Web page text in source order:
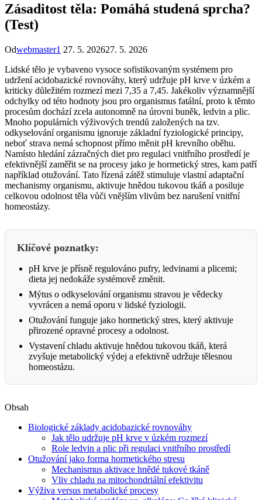
Zásaditost těla: Pomáhá studená sprcha?
(Test)
Odwebmaster1 27. 5. 202627. 5. 2026
Lidské tělo je vybaveno vysoce sofistikovaným systémem pro
udržení acidobazické rovnováhy, který udržuje pH krve v úzkém a
kriticky důležitém rozmezí mezi 7,35 a 7,45. Jakékoliv významnější
odchylky od této hodnoty jsou pro organismus fatální, proto k těmto
procesům dochází zcela autonomně na úrovni buněk, ledvin a plic.
Mnoho populárních výživových trendů založených na tzv.
odkyselování organismu ignoruje základní fyziologické principy,
neboť strava nemá schopnost přímo měnit pH krevního oběhu.
Namísto hledání zázračných diet pro regulaci vnitřního prostředí je
efektivnější zaměřit se na procesy jako je hormetický stres, kam patří
například otužování. Tato řízená zátěž stimuluje vlastní adaptační
mechanismy organismu, aktivuje hnědou tukovou tkáň a posiluje
celkovou odolnost těla vůči vnějším vlivům bez narušení vnitřní
homeostázy.
Klíčové poznatky:
pH krve je přísně regulováno pufry, ledvinami a plicemi;
dieta jej nedokáže systémově změnit.
Mýtus o odkyselování organismu stravou je vědecky
vyvrácen a nemá oporu v lidské fyziologii.
Otužování funguje jako hormetický stres, který aktivuje
přirozené opravné procesy a odolnost.
Vystavení chladu aktivuje hnědou tukovou tkáň, která
zvyšuje metabolický výdej a efektivně udržuje tělesnou
homeostázu.
Obsah
Biologické základy acidobazické rovnováhy
Jak tělo udržuje pH krve v úzkém rozmezí
Role ledvin a plic při regulaci vnitřního prostředí
Otužování jako forma hormetického stresu
Mechanismus aktivace hnědé tukové tkáně
Vliv chladu na mitochondriální efektivitu
Výživa versus metabolické procesy